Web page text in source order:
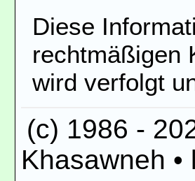
Diese
rechtmäßigen
wird verfolgt
(c) 1986 -
Khasawneh •